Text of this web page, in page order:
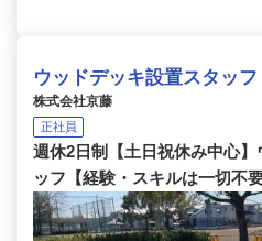
ウッドデッキ設置スタッフ
株式会社京藤
正社員
週休2日制【土日祝休み中心
ッフ【経験・スキルは一切不要